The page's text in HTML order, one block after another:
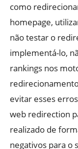
como
homepage,
não testar o
implementá-lo,
rankings nos
evitar esses
web redirection
realizado de
negativos para o